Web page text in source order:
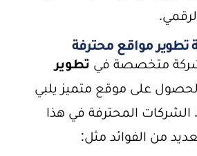
تطوير مواقع محترفة
شركة متخصصة في تطوير
على موقع متميز يلبي
الشركات المحترفة في هذا
من الفوائد مثل: